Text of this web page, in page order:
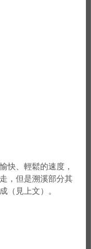
快、輕鬆的速度，
，但是溯溪部分其
（見上文）。